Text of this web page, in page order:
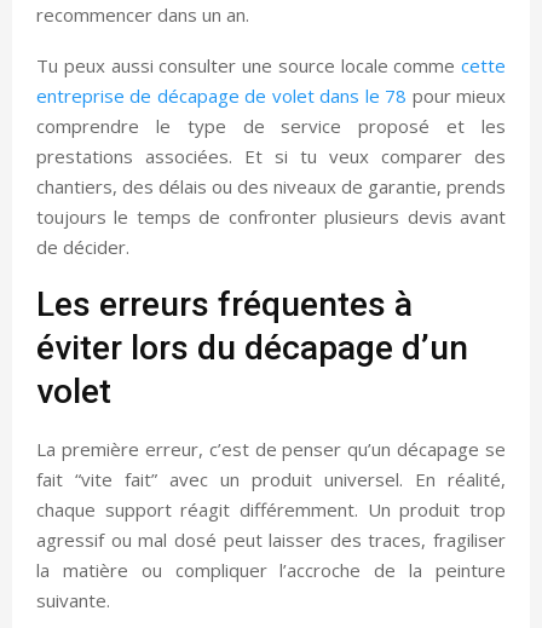
recommencer dans un an.
Tu peux aussi consulter une source locale comme cette
entreprise de décapage de volet dans le 78 pour mieux
comprendre le type de service proposé et les
prestations associées. Et si tu veux comparer des
chantiers, des délais ou des niveaux de garantie, prends
toujours le temps de confronter plusieurs devis avant
de décider.
Les erreurs fréquentes à
éviter lors du décapage d’un
volet
La première erreur, c’est de penser qu’un décapage se
fait “vite fait” avec un produit universel. En réalité,
chaque support réagit différemment. Un produit trop
agressif ou mal dosé peut laisser des traces, fragiliser
la matière ou compliquer l’accroche de la peinture
suivante.